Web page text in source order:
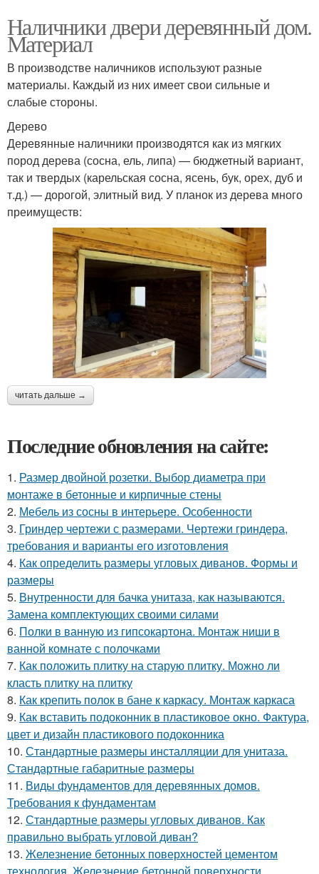
Наличники двери деревянный дом.
Материал
В производстве наличников используют разные
материалы. Каждый из них имеет свои сильные и
слабые стороны.
Дерево
Деревянные наличники производятся как из мягких
пород дерева (сосна, ель, липа) — бюджетный вариант,
так и твердых (карельская сосна, ясень, бук, орех, дуб и
т.д.) — дорогой, элитный вид. У планок из дерева много
преимуществ:
читать дальше →
Последние обновления на сайте:
1. Размер двойной розетки. Выбор диаметра при
монтаже в бетонные и кирпичные стены
2. Мебель из сосны в интерьере. Особенности
3. Гриндер чертежи с размерами. Чертежи гриндера,
требования и варианты его изготовления
4. Как определить размеры угловых диванов. Формы и
размеры
5. Внутренности для бачка унитаза, как называются.
Замена комплектующих своими силами
6. Полки в ванную из гипсокартона. Монтаж ниши в
ванной комнате с полочками
7. Как положить плитку на старую плитку. Можно ли
класть плитку на плитку
8. Как крепить полок в бане к каркасу. Монтаж каркаса
9. Как вставить подоконник в пластиковое окно. Фактура,
цвет и дизайн пластикового подоконника
10. Стандартные размеры инсталляции для унитаза.
Стандартные габаритные размеры
11. Виды фундаментов для деревянных домов.
Требования к фундаментам
12. Стандартные размеры угловых диванов. Как
правильно выбрать угловой диван?
13. Железнение бетонных поверхностей цементом